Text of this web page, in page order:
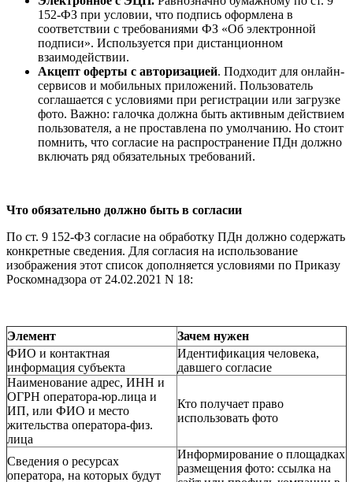
152-ФЗ при условии, что подпись оформлена в
соответствии с требованиями ФЗ «Об электронной
подписи». Используется при дистанционном
взаимодействии.
Акцепт оферты с авторизацией. Подходит для онлайн-
сервисов и мобильных приложений. Пользователь
соглашается с условиями при регистрации или загрузке
фото. Важно: галочка должна быть активным действием
пользователя, а не проставлена по умолчанию. Но стоит
помнить, что согласие на распространение ПДн должно
включать ряд обязательных требований.
Что обязательно должно быть в согласии
По ст. 9 152-ФЗ согласие на обработку ПДн должно содержать
конкретные сведения. Для согласия на использование
изображения этот список дополняется условиями по Приказу
Роскомнадзора от 24.02.2021 N 18:
Элемент
Зачем нужен
ФИО и контактная
информация субъекта
Идентификация человека,
давшего согласие
Наименование адрес, ИНН и
ОГРН оператора-юр.лица и
ИП, или ФИО и место
жительства оператора-физ.
лица
Кто получает право
использовать фото
Сведения о ресурсах
оператора, на которых будут
Информирование о площадках
размещения фото: ссылка на